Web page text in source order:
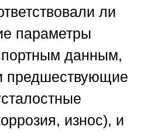
ли
параметры
данным,
предшествующие
износ), и